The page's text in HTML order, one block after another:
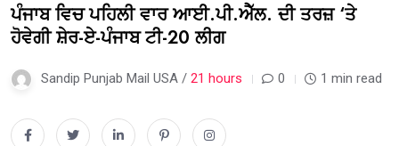
ਪੰਜਾਬ ਵਿਚ ਪਹਿਲੀ ਵਾਰ ਆਈ.ਪੀ.ਐੱਲ. ਦੀ ਤਰਜ਼ ‘ਤੇ
ਹੋਵੇਗੀ ਸ਼ੇਰ-ਏ-ਪੰਜਾਬ ਟੀ-20 ਲੀਗ
Sandip Punjab Mail USA / 21 hours 0 1 min read